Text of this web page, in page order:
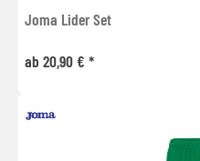
Joma Lider Set
ab 20,90 € *